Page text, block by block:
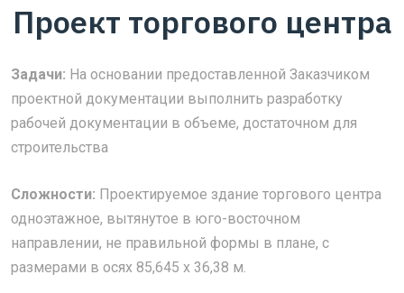
Проект торгового центра
Задачи: На основании предоставленной Заказчиком
проектной документации выполнить разработку
рабочей документации в объеме, достаточном для
строительства
Сложности: Проектируемое здание торгового центра
одноэтажное, вытянутое в юго-восточном
направлении, не правильной формы в плане, с
размерами в осях 85,645 x 36,38 м.